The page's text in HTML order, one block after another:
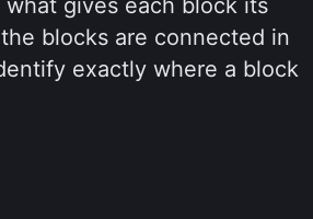
gives each block its
blocks are connected in
exactly where a block